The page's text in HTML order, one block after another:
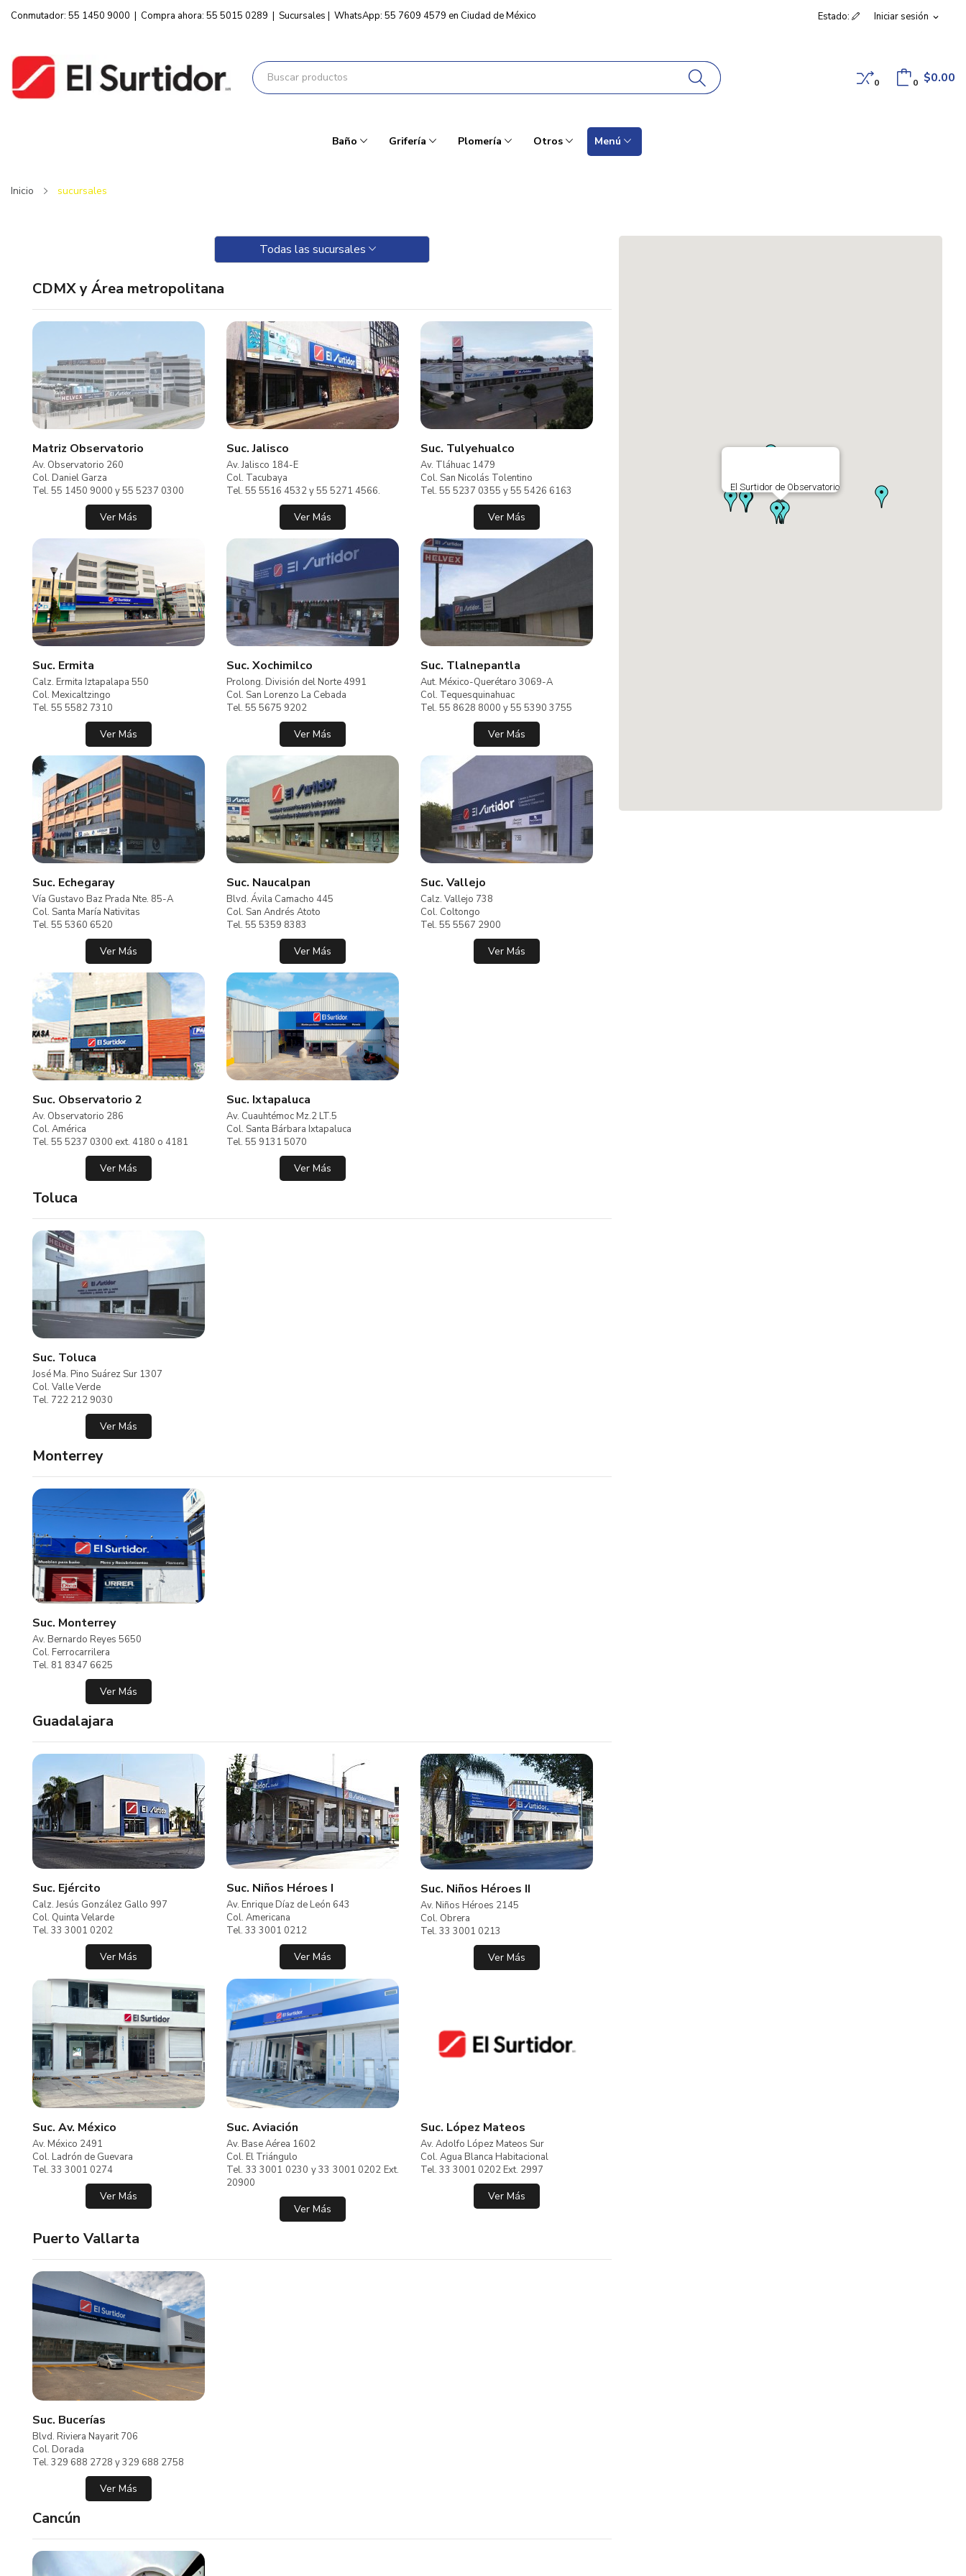
Iniciar sesión expand_more
Conmutador: 55 1450 9000 | Compra ahora: 55 5015 0289 | Sucursales | WhatsApp: 55 7609 4579 en Ciudad de México Estado:
0 $0.00
0
Baño Grifería Plomería Otros Menú
Inicio sucursales
Todas las sucursales
CDMX y Área metropolitana
Matriz Observatorio
Av. Observatorio 260
Col. Daniel Garza
Tel. 55 1450 9000 y 55 5237 0300
Ver Más
Suc. Jalisco
Av. Jalisco 184-E
Col. Tacubaya
Tel. 55 5516 4532 y 55 5271 4566.
Ver Más
Suc. Tulyehualco
Av. Tláhuac 1479
Col. San Nicolás Tolentino
Tel. 55 5237 0355 y 55 5426 6163
Ver Más
Suc. Ermita
Calz. Ermita Iztapalapa 550
Col. Mexicaltzingo
Tel. 55 5582 7310
Ver Más
Suc. Xochimilco
Prolong. División del Norte 4991
Col. San Lorenzo La Cebada
Tel. 55 5675 9202
Ver Más
Suc. Tlalnepantla
Aut. México-Querétaro 3069-A
Col. Tequesquinahuac
Tel. 55 8628 8000 y 55 5390 3755
Ver Más
Suc. Echegaray
Vía Gustavo Baz Prada Nte. 85-A
Col. Santa María Nativitas
Tel. 55 5360 6520
Ver Más
Suc. Naucalpan
Blvd. Ávila Camacho 445
Col. San Andrés Atoto
Tel. 55 5359 8383
Ver Más
Suc. Vallejo
Calz. Vallejo 738
Col. Coltongo
Tel. 55 5567 2900
Ver Más
Suc. Observatorio 2
Av. Observatorio 286
Col. América
Tel. 55 5237 0300 ext. 4180 o 4181
Ver Más
Suc. Ixtapaluca
Av. Cuauhtémoc Mz.2 LT.5
Col. Santa Bárbara Ixtapaluca
Tel. 55 9131 5070
Ver Más
Toluca
Suc. Toluca
José Ma. Pino Suárez Sur 1307
Col. Valle Verde
Tel. 722 212 9030
Ver Más
Monterrey
Suc. Monterrey
Av. Bernardo Reyes 5650
Col. Ferrocarrilera
Tel. 81 8347 6625
Ver Más
Guadalajara
Suc. Ejército
Calz. Jesús González Gallo 997
Col. Quinta Velarde
Tel. 33 3001 0202
Ver Más
Suc. Niños Héroes I
Av. Enrique Díaz de León 643
Col. Americana
Tel. 33 3001 0212
Ver Más
Suc. Niños Héroes II
Av. Niños Héroes 2145
Col. Obrera
Tel. 33 3001 0213
Ver Más
Suc. Av. México
Av. México 2491
Col. Ladrón de Guevara
Tel. 33 3001 0274
Ver Más
Suc. Aviación
Av. Base Aérea 1602
Col. El Triángulo
Tel. 33 3001 0230 y 33 3001 0202 Ext.
20900
Ver Más
Suc. López Mateos
Av. Adolfo López Mateos Sur
Col. Agua Blanca Habitacional
Tel. 33 3001 0202 Ext. 2997
Ver Más
Puerto Vallarta
Suc. Bucerías
Blvd. Riviera Nayarit 706
Col. Dorada
Tel. 329 688 2728 y 329 688 2758
Ver Más
Cancún
El Surtidor de Observatorio